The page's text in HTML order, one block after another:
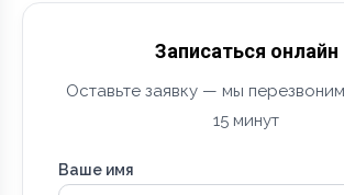
Записаться онлайн
Оставьте заявку — мы
15 минут
Ваше имя